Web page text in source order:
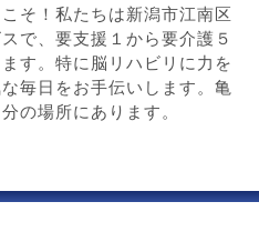
そ！私たちは新潟市江南区
で、要支援１から要介護５
す。特に脳リハビリに力を
毎日をお手伝いします。亀
の場所にあります。